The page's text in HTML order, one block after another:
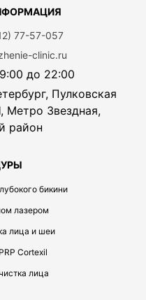
77-57-057
clinic.ru
до 22:00
Пулковская
Метро Звездная,
район
бикини
лазером
лица и шеи
Cortexil
лица